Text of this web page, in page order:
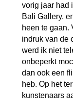
vorig jaar had
Bali Gallery,
heen te gaan.
indruk van de
werd ik niet
onbeperkt
dan ook een
heb. Op het
kunstenaars